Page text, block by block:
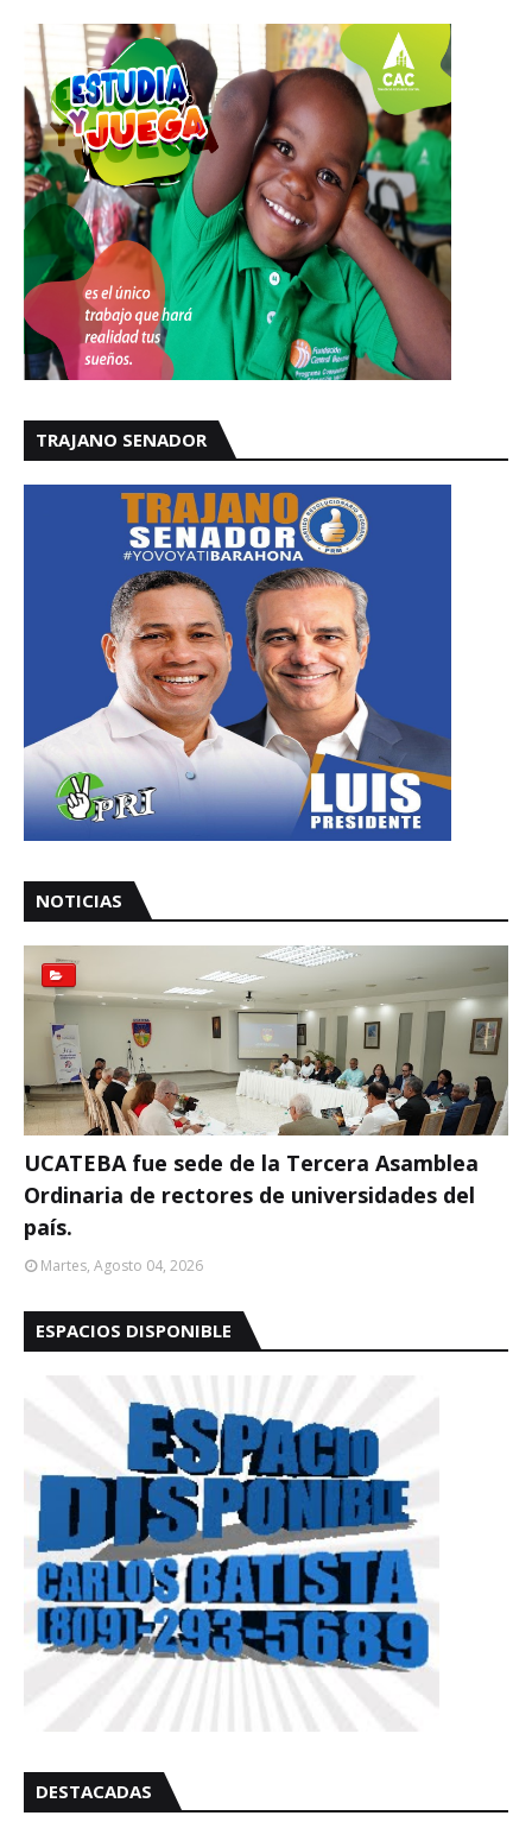
TRAJANO SENADOR
NOTICIAS
UCATEBA fue sede de la Tercera Asamblea
Ordinaria de rectores de universidades del
país.
Martes, Agosto 04, 2026
ESPACIOS DISPONIBLE
DESTACADAS